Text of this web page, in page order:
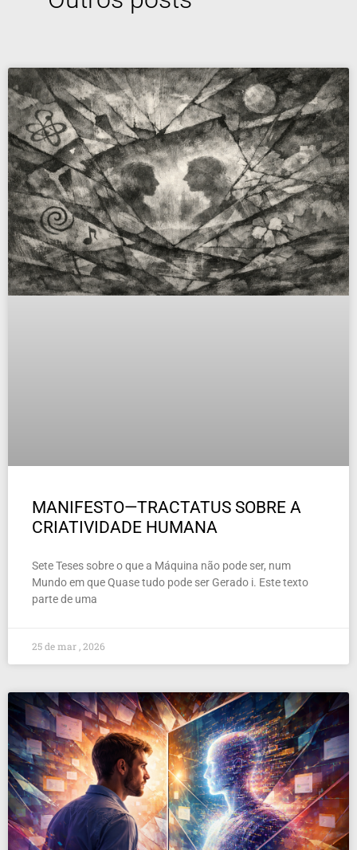
MANIFESTO—TRACTATUS SOBRE A
CRIATIVIDADE HUMANA
Sete Teses sobre o que a Máquina não pode ser, num
Mundo em que Quase tudo pode ser Gerado i. Este texto
parte de uma
25 de mar , 2026